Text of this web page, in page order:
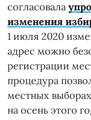
согласовала
изменения
1 июля 2020
адрес можно
регистрации
процедура
местных
на осень этого